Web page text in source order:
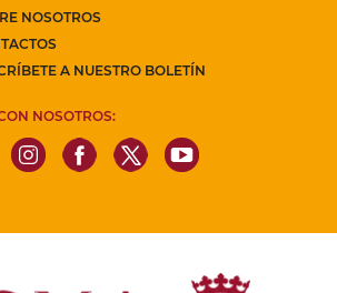
NOSOTROS
A NUESTRO BOLETÍN
NOSOTROS: